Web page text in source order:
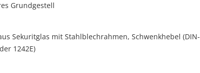
Grundgestell
Sekuritglas mit Stahlblechrahmen, Schwenkhebel (DIN-
1242E)